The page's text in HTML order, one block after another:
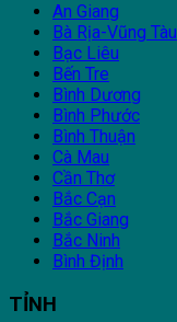
An Giang
Bà Rịa-Vũng Tàu
Bạc Liêu
Bến Tre
Bình Dương
Bình Phước
Bình Thuận
Cà Mau
Cần Thơ
Bắc Cạn
Bắc Giang
Bắc Ninh
Bình Định
TỈNH